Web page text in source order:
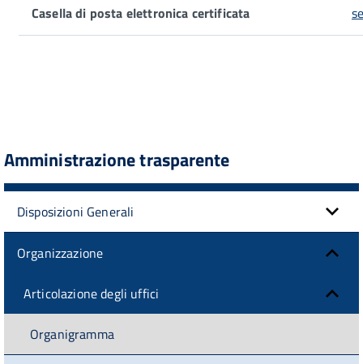
Casella di posta elettronica certificata
Amministrazione trasparente
Disposizioni Generali
Organizzazione
Articolazione degli uffici
Organigramma